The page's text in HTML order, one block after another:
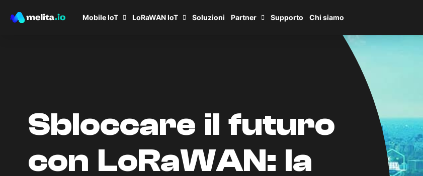
Mobile IoT LoRaWAN IoT Soluzioni Partner Supporto Chi siamo
Sbloccare il futuro
con LoRaWAN: la